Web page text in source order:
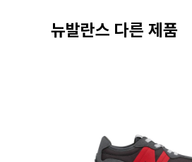
뉴발란스 다른 제품